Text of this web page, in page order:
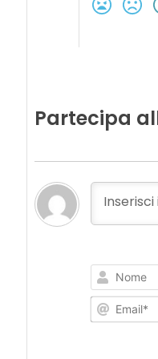
Partecipa